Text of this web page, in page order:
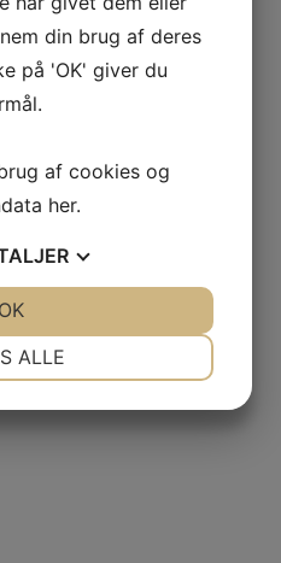
din brug af deres
på 'OK' giver du
af cookies og
her.
ALLE
OK